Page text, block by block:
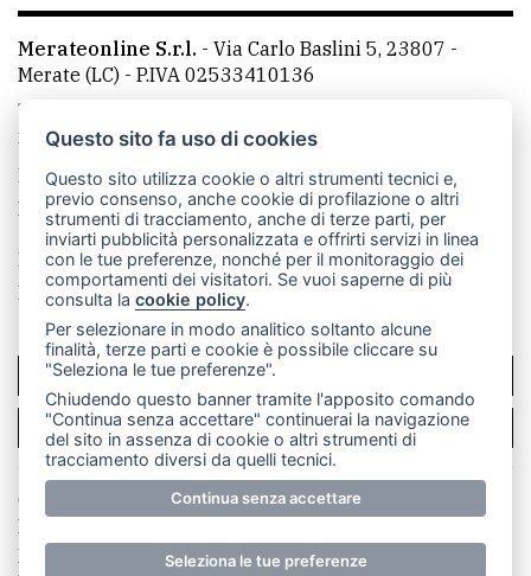
Merateonline S.r.l. - Via Carlo Baslini 5, 23807 -
Merate (LC) - P.IVA 02533410136
Telefono:
mail: redazione@leccoonline.com
La redazione
MerateOnline CasateOnline
RSS
Made by VIP
Privacy policy
Cookie policy
Rivedi le tue scelte sui cookie
SCRIVICI
PER LA TUA PUBBLICITÀ
© Copyright Merateonline S.r.l. - Tutti i diritti riservati.
E' proibita la riproduzione e pubblicazione anche
parziale di testi, articoli e immagini senza la
Questo sito fa uso di cookies
Questo sito utilizza cookie o altri strumenti tecnici e,
previo consenso, anche cookie di profilazione o altri
strumenti di tracciamento, anche di terze parti, per
inviarti pubblicità personalizzata e offrirti servizi in linea
con le tue preferenze, nonché per il monitoraggio dei
comportamenti dei visitatori. Se vuoi saperne di più
consulta lacookie policy.
Per selezionare in modo analitico soltanto alcune
finalità, terze parti e cookie è possibile cliccare su
"Seleziona le tue preferenze".
Chiudendo questo banner tramite l'apposito comando
"Continua senza accettare" continuerai la navigazione
del sito in assenza di cookie o altri strumenti di
tracciamento diversi da quelli tecnici.
Continua senza accettare
Seleziona le tue preferenze